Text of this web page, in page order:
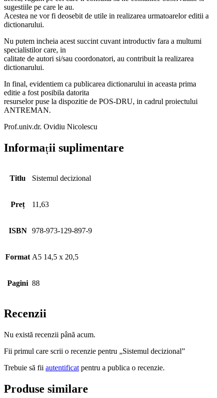
sugestiile pe care le au.
Acestea ne vor fi deosebit de utile in realizarea urmatoarelor editii a
dictionarului.
Nu putem incheia acest succint cuvant introductiv fara a multumi
specialistilor care, in
calitate de autori si/sau coordonatori, au contribuit la realizarea
dictionarului.
In final, evidentiem ca publicarea dictionarului in aceasta prima
editie a fost posibila datorita
resurselor puse la dispozitie de POS-DRU, in cadrul proiectului
ANTREMAN.
Prof.univ.dr. Ovidiu Nicolescu
Informații suplimentare
Titlu Sistemul decizional
Preț 11,63
ISBN 978-973-129-897-9
Format A5 14,5 x 20,5
Pagini 88
Recenzii
Nu există recenzii până acum.
Fii primul care scrii o recenzie pentru „Sistemul decizional”
Trebuie să fii autentificat pentru a publica o recenzie.
Produse similare